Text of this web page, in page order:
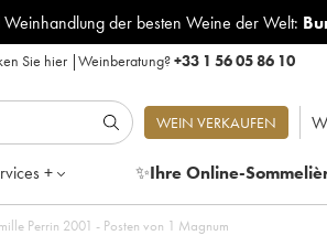
Weinhandlung der besten Weine der Welt:
Sie hier|Weinberatung?+33 1 56 05 86 10
WEIN VERKAUFEN
+ ✨Ihre Online-
Perrin 2001 - Posten von 1 Magnum